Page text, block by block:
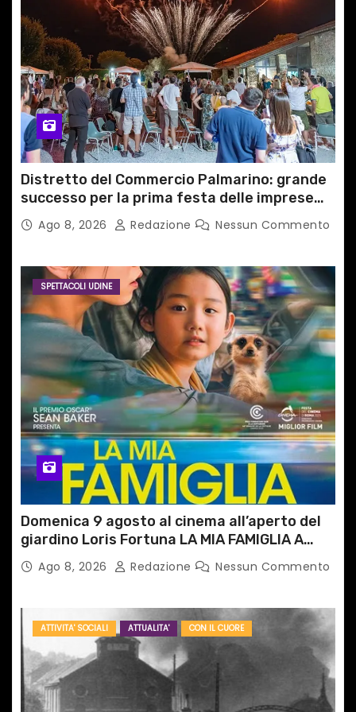
Distretto del Commercio Palmarino: grande
successo per la prima festa delle imprese
del territorio
Ago 8, 2026 Redazione Nessun Commento
SPETTACOLI UDINE
Domenica 9 agosto al cinema all’aperto del
giardino Loris Fortuna LA MIA FAMIGLIA A
TAIPEIAgo 8, 2026 Redazione Nessun Commento
ATTIVITA' SOCIALI ATTUALITA' CON IL CUORE